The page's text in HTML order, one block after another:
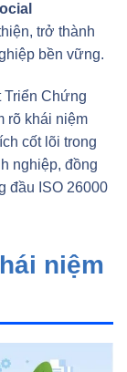
trở thành
bền vững.
Triển Chứng
rõ khái niệm
cốt lõi trong
nghiệp, đồng
đầu ISO 26000
niệm